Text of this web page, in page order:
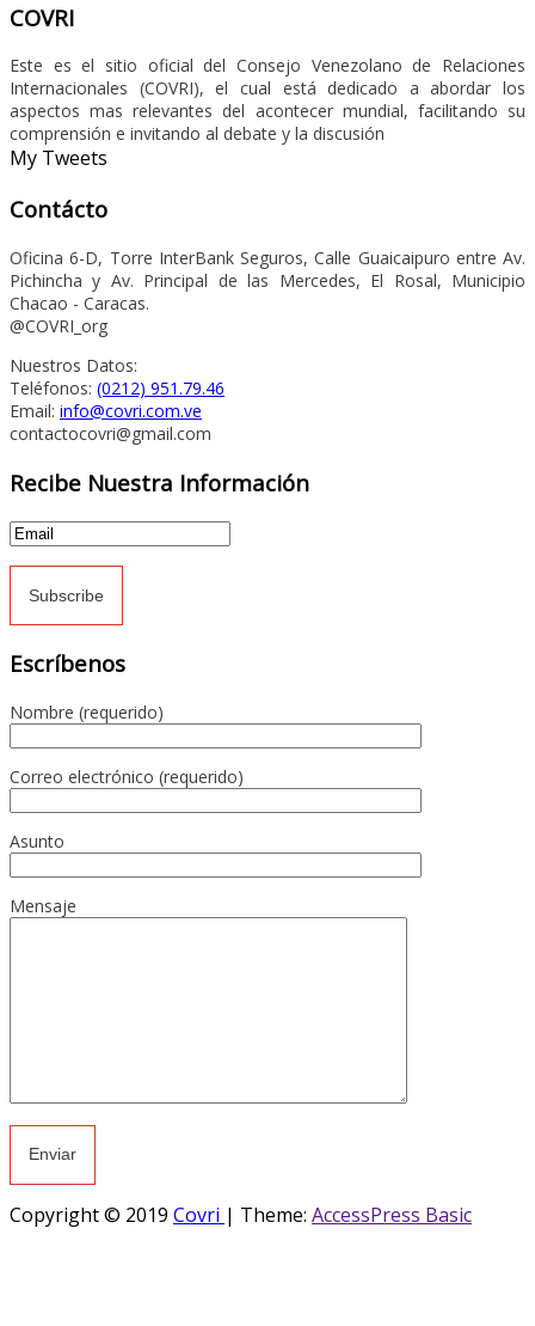
COVRI
Este es el sitio oficial del Consejo Venezolano de Relaciones
Internacionales (COVRI), el cual está dedicado a abordar los
aspectos mas relevantes del acontecer mundial, facilitando su
comprensión e invitando al debate y la discusión
My Tweets
Contácto
Oficina 6-D, Torre InterBank Seguros, Calle Guaicaipuro entre Av.
Pichincha y Av. Principal de las Mercedes, El Rosal, Municipio
Chacao - Caracas.
@COVRI_org
Nuestros Datos:
Teléfonos: (0212) 951.79.46
Email: info@covri.com.ve
contactocovri@gmail.com
Recibe Nuestra Información
Escríbenos
Nombre (requerido)
Correo electrónico (requerido)
Asunto
Mensaje
Copyright © 2019 Covri | Theme: AccessPress Basic